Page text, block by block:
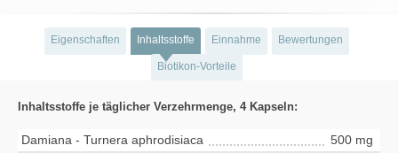
Eigenschaften Inhaltsstoffe Einnahme Bewertungen
Biotikon-Vorteile
Inhaltsstoffe je täglicher Verzehrmenge, 4 Kapseln:
Damiana - Turnera aphrodisiaca
500 mg